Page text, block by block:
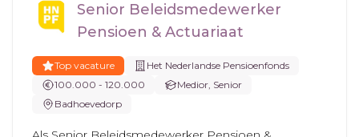
Senior Beleidsmedewerker
Pensioen & Actuariaat
Top vacature
Het Nederlandse Pensioenfonds
100.000 - 120.000
Medior, Senior
Badhoevedorp